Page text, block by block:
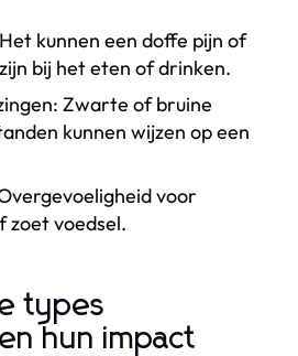
kunnen een doffe pijn of
bij het eten of drinken.
Zwarte of bruine
kunnen wijzen op een
voor
zoet voedsel.
types
hun impact